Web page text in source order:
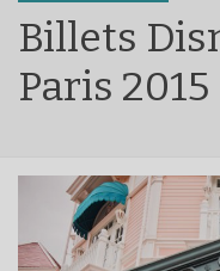
Billets
Paris 2015